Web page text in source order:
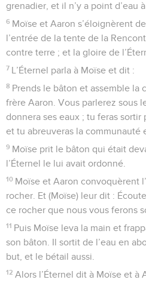
grenadier, et il n’y a point d’eau
6 Moïse et Aaron s’éloignèrent
l’entrée de la tente de la
contre terre ; et la gloire de
7 L’Éternel parla à Moïse et dit :
8 Prends le bâton et assemble la
frère Aaron. Vous parlerez sous
donnera ses eaux ; tu feras sortir
et tu abreuveras la communauté
9 Moïse prit le bâton qui était
l’Éternel le lui avait ordonné.
10 Moïse et Aaron convoquèrent
rocher. Et (Moïse) leur dit :
ce rocher que nous vous ferons
11 Puis Moïse leva la main et
son bâton. Il sortit de l’eau en
but, et le bétail aussi.
12 Alors l’Éternel dit à Moïse et à